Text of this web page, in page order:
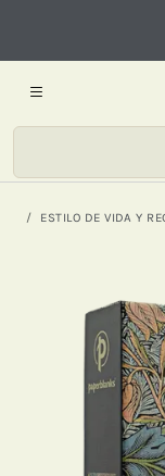
ESTILO DE VIDA Y